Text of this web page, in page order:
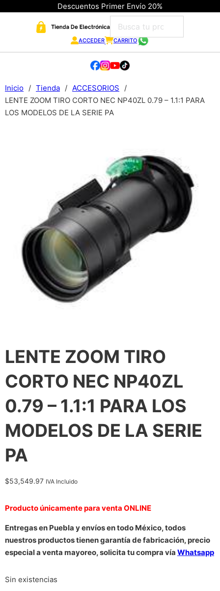
Descuentos Primer Envío 20%
ACCEDER CARRITO
Inicio / Tienda / ACCESORIOS
/
LENTE ZOOM TIRO CORTO NEC NP40ZL 0.79 – 1.1:1 PARA
LOS MODELOS DE LA SERIE PA
LENTE ZOOM TIRO
CORTO NEC NP40ZL
0.79 – 1.1:1 PARA LOS
MODELOS DE LA SERIE
PA
$53,549.97 IVA Incluido
Producto únicamente para venta ONLINE
Entregas en Puebla y envíos en todo México, todos
nuestros productos tienen garantía de fabricación, precio
especial a venta mayoreo, solicita tu compra vía Whatsapp
Sin existencias